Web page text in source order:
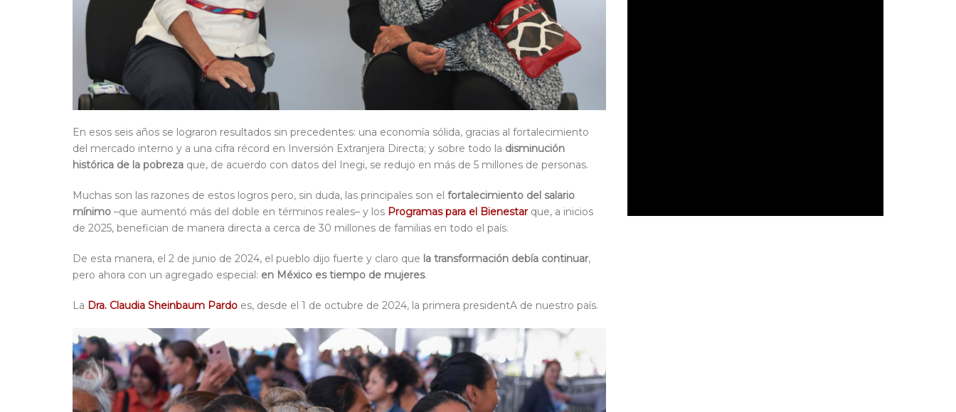
En esos seis años se lograron resultados sin precedentes: una economía sólida, gracias al fortalecimiento
del mercado interno y a una cifra récord en Inversión Extranjera Directa; y sobre todo la disminución
histórica de la pobreza que, de acuerdo con datos del Inegi, se redujo en más de 5 millones de personas.
Muchas son las razones de estos logros pero, sin duda, las principales son el fortalecimiento del salario
mínimo –que aumentó más del doble en términos reales– y los Programas para el Bienestarque, a inicios
de 2025, benefician de manera directa a cerca de 30 millones de familias en todo el país.
De esta manera, el 2 de junio de 2024, el pueblo dijo fuerte y claro que la transformación debía continuar,
pero ahora con un agregado especial: en México es tiempo de mujeres.
La Dra. Claudia Sheinbaum Pardo es, desde el 1 de octubre de 2024, la primera presidentA de nuestro país.